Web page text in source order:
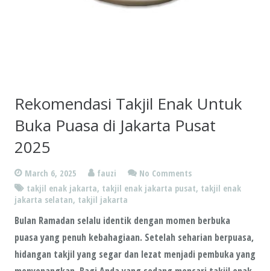
Rekomendasi Takjil Enak Untuk
Buka Puasa di Jakarta Pusat
2025
March 6, 2025 fauzi
No Comments
takjil enak jakarta, takjil enak jakarta pusat, takjil enak
jakarta selatan, takjil jakarta
Bulan Ramadan selalu identik dengan momen berbuka
puasa yang penuh kebahagiaan. Setelah seharian berpuasa,
hidangan takjil yang segar dan lezat menjadi pembuka yang